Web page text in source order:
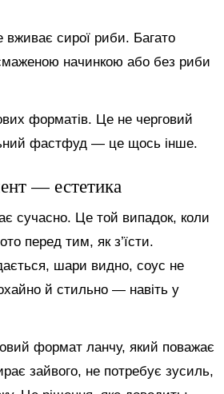
вживає сирої риби. Багато
начинкою або без риби
форматів. Це не черговий
фастфуд — це щось інше.
— естетика
сучасно. Це той випадок, коли
перед тим, як з’їсти.
шари видно, соус не
й стильно — навіть у
формат ланчу, який поважає
зайвого, не потребує зусиль,